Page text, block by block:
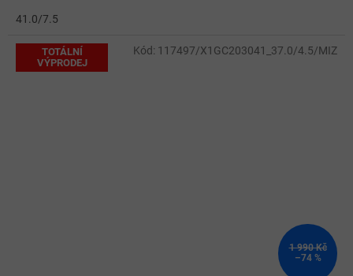
41.0/7.5
TOTÁLNÍ
VÝPRODEJ
1 990 Kč
–74 %
Kód: 117497/X1GC203041_37.0/4.5/MIZ